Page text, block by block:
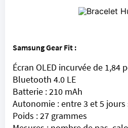
Samsung Gear Fit :
Écran OLED incurvée de 1,84
Bluetooth 4.0 LE
Batterie : 210 mAh
Autonomie : entre 3 et 5
Poids : 27 grammes